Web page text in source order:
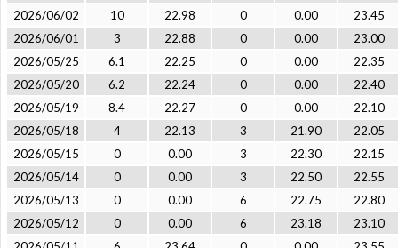
2026/06/02
10 22.98 0 0.00
23.45
2026/06/01
3 22.88 0 0.00
23.00
2026/05/25
6.1 22.25 0 0.00
22.35
2026/05/20
6.2 22.24 0 0.00
22.40
2026/05/19
8.4 22.27 0 0.00
22.10
2026/05/18
4 22.13 3 21.90
22.05
2026/05/15
0 0.00 3 22.30
22.15
2026/05/14
0 0.00 3 22.50
22.55
2026/05/13
0 0.00 6 22.75
22.80
2026/05/12
0 0.00 6 23.18
23.10